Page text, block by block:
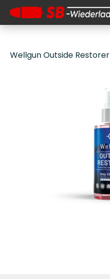
Wellgun Outside Restorer